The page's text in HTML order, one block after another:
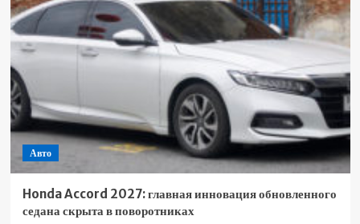
Авто
Honda Accord 2027: главная инновация обновленного
седана скрыта в поворотниках